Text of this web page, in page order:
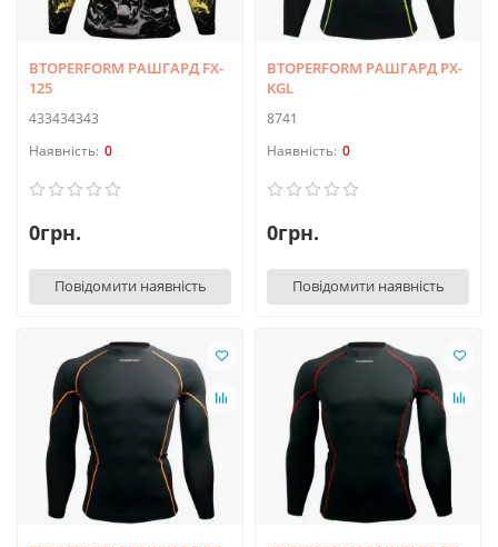
BTOPERFORM РАШГАРД FX-
125
433434343
0
0грн.
Повідомити наявність
BTOPERFORM РАШГАРД PX-
KGL
8741
0
0грн.
Повідомити наявність